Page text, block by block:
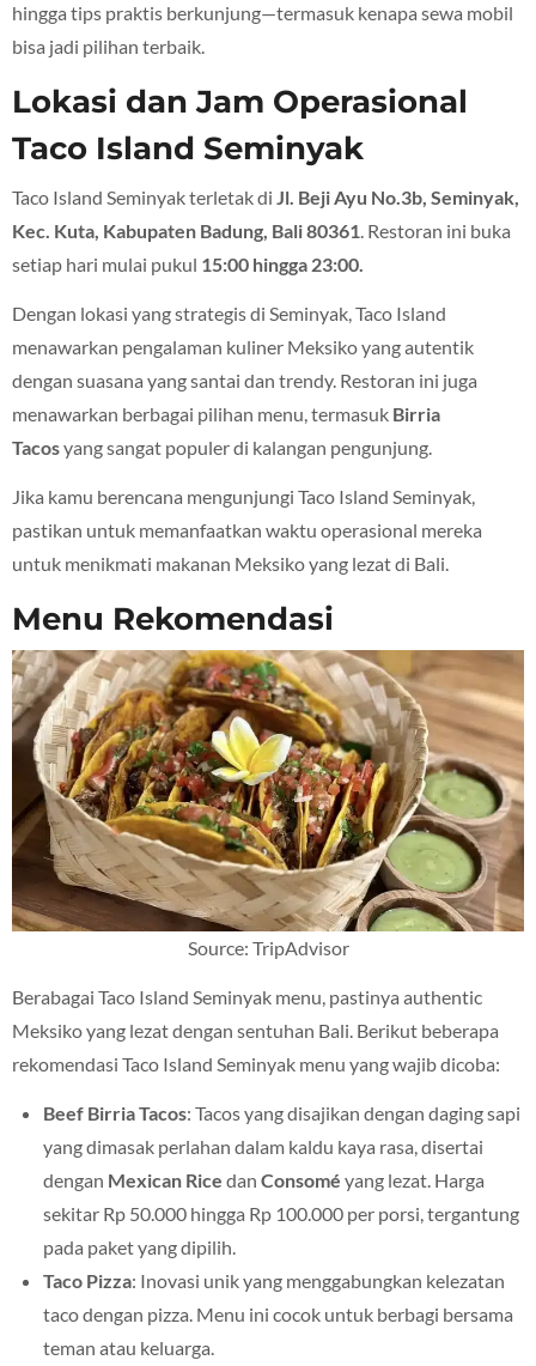
hingga tips praktis berkunjung—termasuk kenapa sewa mobil
bisa jadi pilihan terbaik.
Lokasi dan Jam Operasional
Taco Island Seminyak
Taco Island Seminyak terletak di Jl. Beji Ayu No.3b, Seminyak,
Kec. Kuta, Kabupaten Badung, Bali 80361. Restoran ini buka
setiap hari mulai pukul 15:00 hingga 23:00.
Dengan lokasi yang strategis di Seminyak, Taco Island
menawarkan pengalaman kuliner Meksiko yang autentik
dengan suasana yang santai dan trendy. Restoran ini juga
menawarkan berbagai pilihan menu, termasuk Birria
Tacosyang sangat populer di kalangan pengunjung.
Jika kamu berencana mengunjungi Taco Island Seminyak,
pastikan untuk memanfaatkan waktu operasional mereka
untuk menikmati makanan Meksiko yang lezat di Bali.
Menu Rekomendasi
Source: TripAdvisor
Berabagai Taco Island Seminyak menu, pastinya authentic
Meksiko yang lezat dengan sentuhan Bali. Berikut beberapa
rekomendasi Taco Island Seminyak menu yang wajib dicoba:
Beef Birria Tacos: Tacos yang disajikan dengan daging sapi
yang dimasak perlahan dalam kaldu kaya rasa, disertai
dengan Mexican Rice dan Consomé yang lezat. Harga
sekitar Rp 50.000 hingga Rp 100.000 per porsi, tergantung
pada paket yang dipilih.
Taco Pizza: Inovasi unik yang menggabungkan kelezatan
taco dengan pizza. Menu ini cocok untuk berbagi bersama
teman atau keluarga.